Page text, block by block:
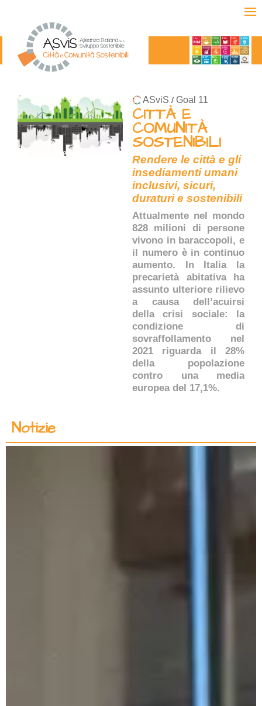
ASviS / Goal 11
CITTÀ E
COMUNITÀ
SOSTENIBILI
Rendere le città e gli
insediamenti umani
inclusivi, sicuri,
duraturi e sostenibili
Attualmente nel mondo
828 milioni di persone
vivono in baraccopoli, e
il numero è in continuo
aumento. In Italia la
precarietà abitativa ha
assunto ulteriore rilievo
a causa dell’acuirsi
della crisi sociale: la
condizione di
sovraffollamento nel
2021 riguarda il 28%
della popolazione
contro una media
europea del 17,1%.
Notizie